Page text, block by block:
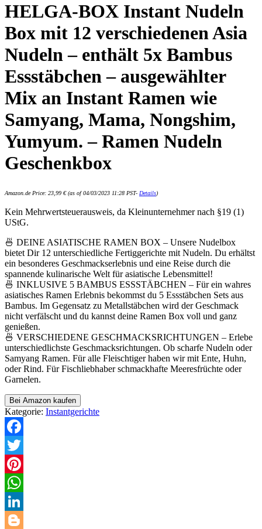
HELGA-BOX Instant Nudeln
Box mit 12 verschiedenen Asia
Nudeln – enthält 5x Bambus
Essstäbchen – ausgewählter
Mix an Instant Ramen wie
Samyang, Mama, Nongshim,
Yumyum. – Ramen Nudeln
Geschenkbox
Amazon.de Price: 23,99 €(as of 04/03/2023 11:28 PST- Details)
Kein Mehrwertsteuerausweis, da Kleinunternehmer nach §19 (1)
UStG.
🍜 DEINE ASIATISCHE RAMEN BOX – Unsere Nudelbox
bietet Dir 12 unterschiedliche Fertiggerichte mit Nudeln. Du erhältst
ein besonderes Geschmackserlebnis und eine Reise durch die
spannende kulinarische Welt für asiatische Lebensmittel!
🍜 INKLUSIVE 5 BAMBUS ESSSTÄBCHEN – Für ein wahres
asiatisches Ramen Erlebnis bekommst du 5 Essstäbchen Sets aus
Bambus. Im Gegensatz zu Metallstäbchen wird der Geschmack
nicht verfälscht und du kannst deine Ramen Box voll und ganz
genießen.
🍜 VERSCHIEDENE GESCHMACKSRICHTUNGEN – Erlebe
unterschiedlichste Geschmacksrichtungen. Ob scharfe Nudeln oder
Samyang Ramen. Für alle Fleischtiger haben wir mit Ente, Huhn,
oder Rind. Für Fischliebhaber schmackhafte Meeresfrüchte oder
Garnelen.
Bei Amazon kaufen
Kategorie: Instantgerichte
Facebook
Twitter
Pinterest
WhatsApp
LinkedIn